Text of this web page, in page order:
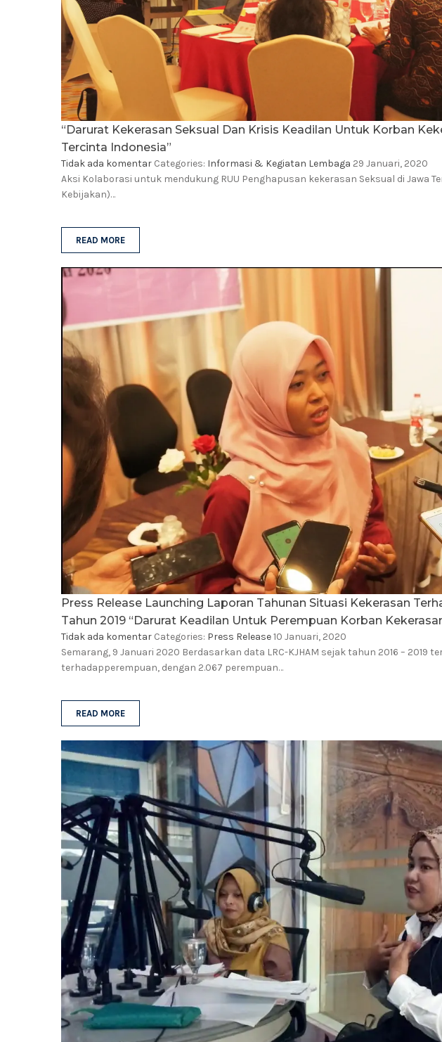
“Darurat Kekerasan Seksual Dan Krisis Keadilan Untuk Korban
Tercinta Indonesia”
Tidak ada komentar Categories: Informasi & Kegiatan Lembaga 29 Januari, 2020
Aksi Kolaborasi untuk mendukung RUU Penghapusan kekerasan Seksual di Jawa
Kebijakan)…
READ MORE
Press Release Launching Laporan Tahunan Situasi Kekerasan
Tahun 2019 “Darurat Keadilan Untuk Perempuan Korban
Tidak ada komentar Categories: Press Release10 Januari, 2020
Semarang, 9 Januari 2020 Berdasarkan data LRC-KJHAM sejak tahun 2016 – 2019
terhadapperempuan, dengan 2.067 perempuan…
READ MORE